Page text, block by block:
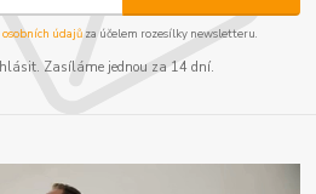
údajůza účelem rozesílky newsletteru.
Zasíláme jednou za 14 dní.